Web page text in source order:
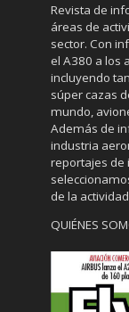
Revista de
áreas de
sector. Con
el A380 a los
incluyendo
súper cazas
mundo,
Además de
industria
reportajes de
de la
QUIÉNES